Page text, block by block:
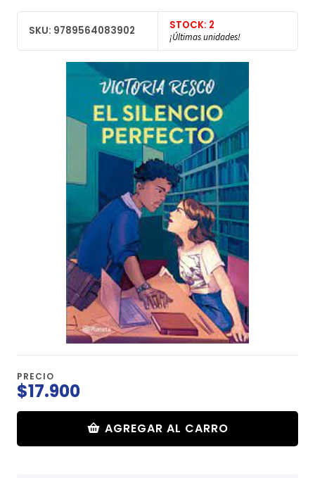
SKU: 9789564083902 STOCK: 2
¡Últimas unidades!
PRECIO
$17.900
AGREGAR AL CARRO